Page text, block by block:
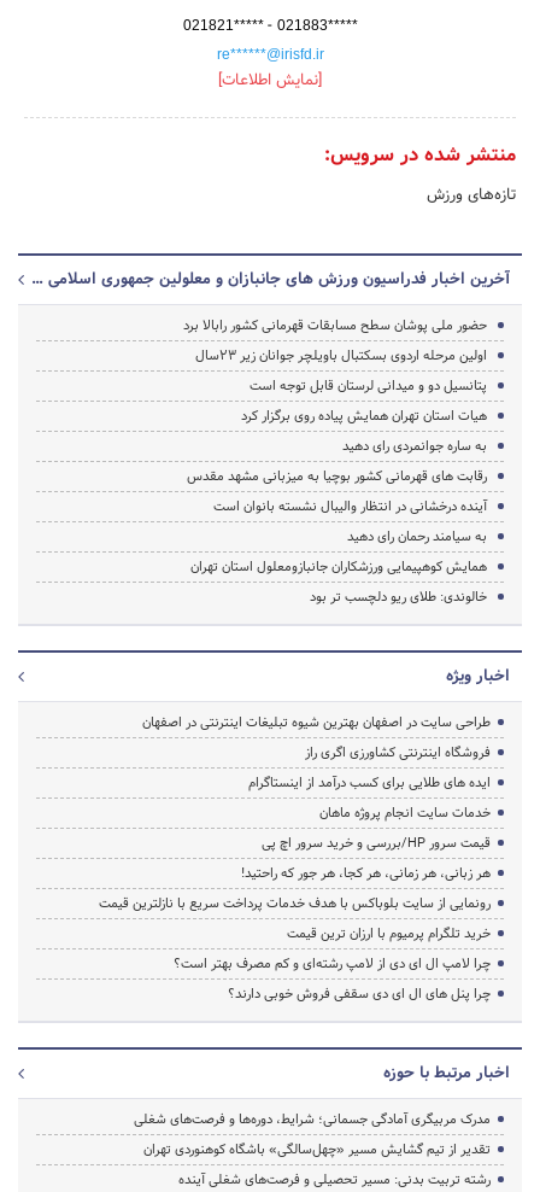
021821***** - 021883*****
re******@irisfd.ir
[نمایش اطلاعات]
منتشر شده در سرویس:
تازه‌های ورزش
آخرین اخبار فدراسیون ورزش های جانبازان و معلولین جمهوری اسلامی ایران
حضور ملی پوشان سطح مسابقات قهرمانی کشور رابالا برد
اولین مرحله اردوی بسکتبال باویلچر جوانان زیر 23سال
پتانسیل دو و میدانی لرستان قابل توجه است
هیات استان تهران همایش پیاده روی برگزار کرد
به ساره جوانمردی رای دهید
رقابت های قهرمانی کشور بوچیا به میزبانی مشهد مقدس
آینده درخشانی در انتظار والیبال نشسته بانوان است
به سیامند رحمان رای دهید
همایش کوهپیمایی ورزشکاران جانبازومعلول استان تهران
خالوندی: طلای ریو دلچسب تر بود
اخبار ویژه
طراحی سایت در اصفهان بهترین شیوه تبلیغات اینترنتی در اصفهان
فروشگاه اینترنتی کشاورزی اگری راز
ایده های طلایی برای کسب درآمد از اینستاگرام
خدمات سایت انجام پروژه ماهان
قیمت سرور HP/بررسی و خرید سرور اچ پی
هر زبانی، هر زمانی، هر کجا، هر جور که راحتید!
رونمایی از سایت بلوباکس با هدف خدمات پرداخت سریع با نازلترین قیمت
خرید تلگرام پرمیوم با ارزان ترین قیمت
چرا لامپ ال ای دی از لامپ رشته‌ای و کم مصرف بهتر است؟
چرا پنل های ال ای دی سقفی فروش خوبی دارند؟
اخبار مرتبط با حوزه
مدرک مربیگری آمادگی جسمانی؛ شرایط، دوره‌ها و فرصت‌های شغلی
تقدیر از تیم گشایش مسیر «چهل‌سالگی» باشگاه کوهنوردی تهران
رشته تربیت بدنی: مسیر تحصیلی و فرصت‌های شغلی آینده